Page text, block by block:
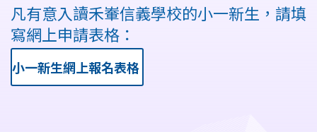
凡有意入讀禾輋信義學校的小一新生，請填
寫網上申請表格：
小一新生網上報名表格